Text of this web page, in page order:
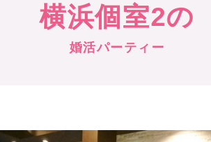
横浜個室2の
婚活パーティー